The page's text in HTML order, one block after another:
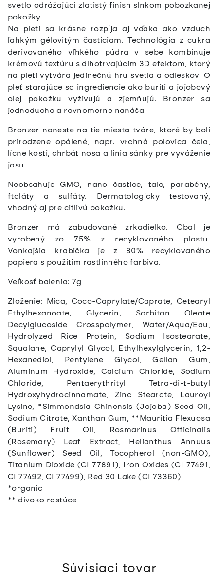
svetlo odrážajúci zlatistý finish slnkom pobozkanej
pokožky.
Na pleti sa krásne rozpíja aj vďaka ako vzduch
ľahkým gélovitým časticiam. Technológia z cukra
derivovaného vľhkého púdra v sebe kombinuje
krémovú textúru s dlhotrvajúcim 3D efektom, ktorý
na pleti vytvára jedinečnú hru svetla a odleskov. O
pleť starajúce sa ingrediencie ako buriti a jojobový
olej pokožku vyživujú a zjemňujú. Bronzer sa
jednoducho a rovnomerne nanáša.
Bronzer naneste na tie miesta tváre, ktoré by boli
prirodzene opálené, napr. vrchná polovica čela,
lícne kosti, chrbát nosa a línia sánky pre vyváženie
jasu.
Neobsahuje GMO, nano častice, talc, parabény,
ftaláty a sulfáty. Dermatologicky testovaný,
vhodný aj pre citlivú pokožku.
Bronzer má zabudované zrkadielko. Obal je
vyrobený zo 75% z recyklovaného plastu.
Vonkajšia krabička je z 80% recyklovaného
papiera s použitím rastlinného farbiva.
Veľkosť balenia: 7g
Zloženie: Mica, Coco-Caprylate/Caprate, Cetearyl
Ethylhexanoate, Glycerin, Sorbitan Oleate
Decylglucoside Crosspolymer, Water/Aqua/Eau,
Hydrolyzed Rice Protein, Sodium Isostearate,
Squalane, Caprylyl Glycol, Ethylhexylglycerin, 1,2-
Hexanediol, Pentylene Glycol, Gellan Gum,
Aluminum Hydroxide, Calcium Chloride, Sodium
Chloride, Pentaerythrityl Tetra-di-t-butyl
Hydroxyhydrocinnamate, Zinc Stearate, Lauroyl
Lysine, *Simmondsia Chinensis (Jojoba) Seed Oil,
Sodium Citrate, Xanthan Gum, **Mauritia Flexuosa
(Buriti) Fruit Oil, Rosmarinus Officinalis
(Rosemary) Leaf Extract, Helianthus Annuus
(Sunflower) Seed Oil, Tocopherol (non-GMO),
Titanium Dioxide (CI 77891), Iron Oxides (CI 77491,
CI 77492, CI 77499), Red 30 Lake (CI 73360)
*organic
** divoko rastúce
Súvisiaci tovar